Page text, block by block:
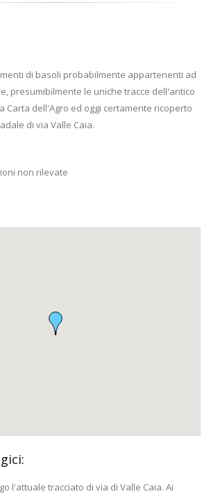
di basoli probabilmente appartenenti ad
presumibilmente le uniche tracce dell'antico
Carta dell'Agro ed oggi certamente ricoperto
di via Valle Caia.
non rilevate
l'attuale tracciato di via di Valle Caia. Ai